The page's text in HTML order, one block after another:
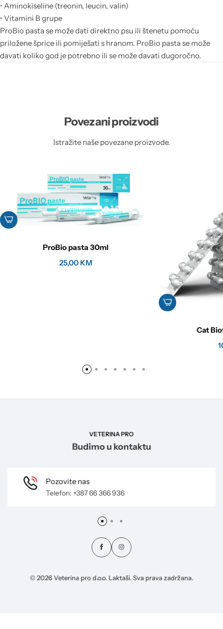
• Aminokiseline (treonin, leucin, valin)
• Vitamini B grupe
ProBio pasta se može dati direktno psu ili štenetu pomoću
priložene šprice ili pomiješati s hranom. ProBio pasta se može
davati koliko god je potrebno ili se može davati dugoročno.
Povezani proizvodi
Istražite naše povezane proizvode.
ProBio pasta 30ml
25,00 KM
Cat
VETERINA PRO
Budimo u kontaktu
Pozovite nas
Telefon: +387 66 366 936
© 2026 Veterina pro d.o.o. Laktaši. Sva prava zadržana.